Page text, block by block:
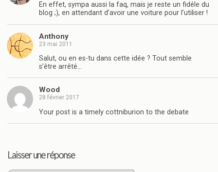
En effet, sympa aussi la faq, mais je reste un fidéle du
blog ;), en attendant d’avoir une voiture pour l’utiliser !
Anthony
23 mai 2011
Salut, ou en es-tu dans cette idée ? Tout semble
s’être arrêté…
Wood
28 février 2017
Your post is a timely cottniburion to the debate
Laisser une réponse